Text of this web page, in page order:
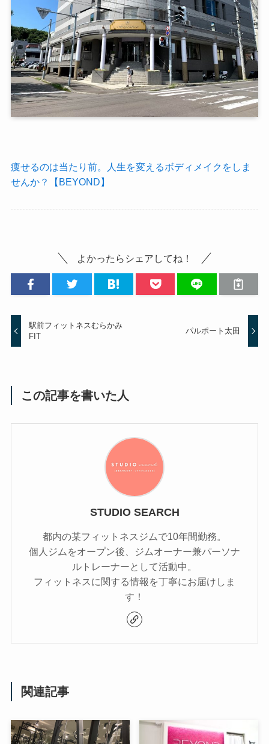
痩せるのは当たり前。人生を変えるボディメイクをしま
せんか？【BEYOND】
よかったらシェアしてね！
駅前フィットネスむらかみ
FIT
パルポート太田
この記事を書いた人
STUDIO SEARCH
都内の某フィットネスジムで10年間勤務。
個人ジムをオープン後、ジムオーナー兼パーソナ
ルトレーナーとして活動中。
フィットネスに関する情報を丁寧にお届けしま
す！
関連記事